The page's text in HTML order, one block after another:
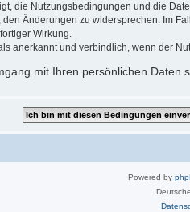
die Nutzungsbedingungen und die
den Änderungen zu widersprechen. Im
Wirkung.
anerkannt und verbindlich, wenn der
mit Ihren persönlichen Daten
Powered by